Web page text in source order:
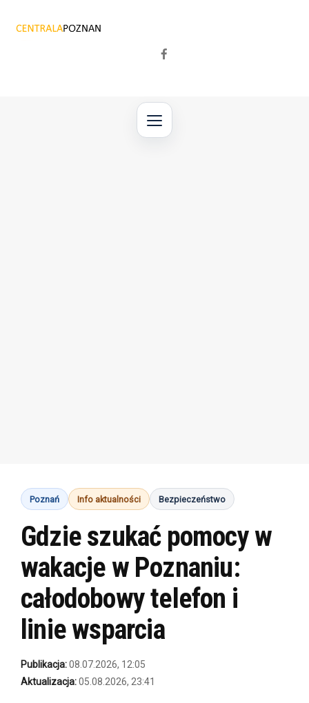
treści
Poznań Info aktualności Bezpieczeństwo
Gdzie szukać pomocy w
wakacje w Poznaniu:
całodobowy telefon i
linie wsparcia
Publikacja:08.07.2026, 12:05
Aktualizacja:05.08.2026, 23:41